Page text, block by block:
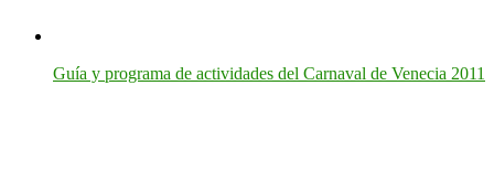
Guía y programa de actividades del Carnaval de Venecia 2011